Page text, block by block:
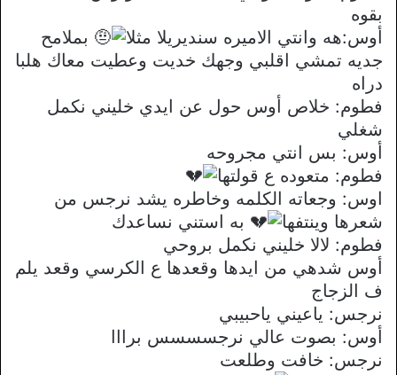
بقوه
أوس:هه وانتي الاميره سنديريلا مثلا
بملامح
جديه تمشي اقلبي وجهك خديت وعطيت معاك هلبا
دراه
فطوم: خلاص أوس حول عن ايدي خليني نكمل
شغلي
أوس: بس انتي مجروحه
فطوم: متعوده ع قولتها
اوس: وجعاته الكلمه وخاطره يشد نرجس من
شعرها وينتفها
به استني نساعدك
فطوم: لالا خليني نكمل بروحي
أوس شدهي من ايدها وقعدها ع الكرسي وقعد يلم
ف الزجاج
نرجس: ياعيني ياحبيبي
أوس: بصوت عالي نرجسسسس برااا
نرجس: خافت وطلعت